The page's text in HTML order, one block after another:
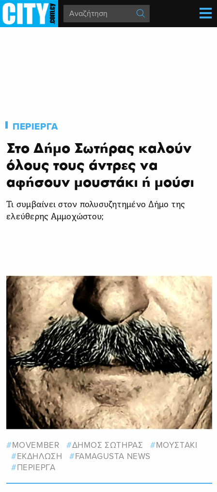
ΠΕΡΙΕΡΓΑ
Στο Δήμο Σωτήρας καλούν
όλους τους άντρες να
αφήσουν μουστάκι ή μούσι
Τι συμβαίνει στον πολυσυζητημένο Δήμο της
ελεύθερης Αμμοχώστου;
MOVEMBER ΔΗΜΟΣ ΣΩΤΗΡΑΣ
ΜΟΥΣΤΑΚΙ
ΕΚΔΗΛΩΣΗ
FAMAGUSTA NEWS
ΠΕΡΙΕΡΓΑ